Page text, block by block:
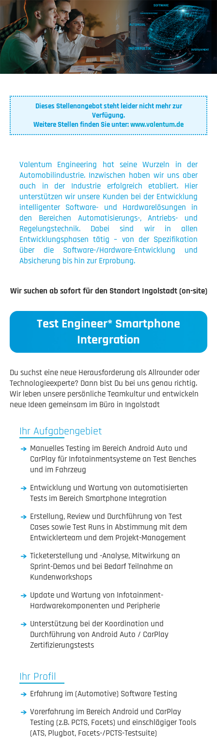
Dieses Stellenangebot steht leider nicht mehr zur
Verfügung.
Weitere Stellen finden Sie unter:www.valentum.de
Valentum Engineering hat seine Wurzeln in der
Automobilindustrie. Inzwischen haben wir uns aber
auch in der Industrie erfolgreich etabliert. Hier
unterstützen wir unsere Kunden bei der Entwicklung
intelligenter Software- und Hardwarelösungen in
den Bereichen Automatisierungs-, Antriebs- und
Regelungstechnik. Dabei sind wir in allen
Entwicklungsphasen tätig – von der Spezifikation
über die Software-/Hardware-Entwicklung und
Absicherung bis hin zur Erprobung.
Wir suchen ab sofort für den Standort Ingolstadt (on-site)
Test Engineer* Smartphone
Intergration
Du suchst eine neue Herausforderung als Allrounder oder
Technologieexperte? Dann bist Du bei uns genau richtig.
Wir leben unsere persönliche Teamkultur und entwickeln
neue Ideen gemeinsam im Büro in Ingolstadt
Ihr Aufgabengebiet
Manuelles Testing im Bereich Android Auto und
CarPlay für Infotainmentsysteme an Test Benches
und im Fahrzeug
Entwicklung und Wartung von automatisierten
Tests im Bereich Smartphone Integration
Erstellung, Review und Durchführung von Test
Cases sowie Test Runs in Abstimmung mit dem
Entwicklerteam und dem Projekt-Management
Ticketerstellung und -Analyse, Mitwirkung an
Sprint-Demos und bei Bedarf Teilnahme an
Kundenworkshops
Update und Wartung von Infotainment-
Hardwarekomponenten und Peripherie
Unterstützung bei der Koordination und
Durchführung von Android Auto / CarPlay
Zertifizierungstests
Ihr Profil
Erfahrung im (Automotive) Software Testing
Vorerfahrung im Bereich Android und CarPlay
Testing (z.B. PCTS, Facets) und einschlägiger Tools
(ATS, Plugbot, Facets-/PCTS-Testsuite)